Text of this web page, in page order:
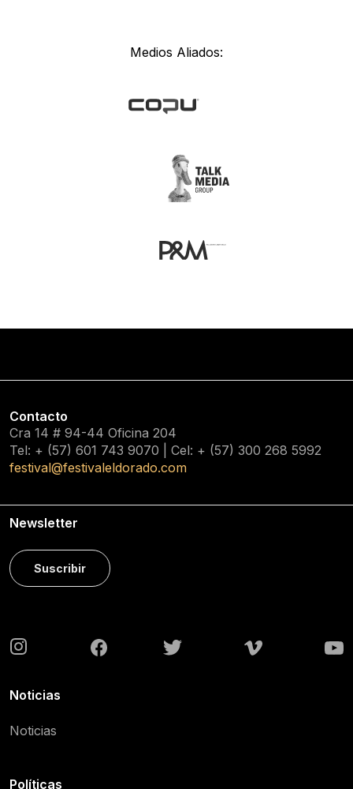
Medios Aliados:
Contacto
Cra 14 # 94-44 Oficina 204
Tel: + (57) 601 743 9070 | Cel: + (57) 300 268 5992
festival@festivaleldorado.com
Newsletter
Suscribir
Noticias
Noticias
Políticas